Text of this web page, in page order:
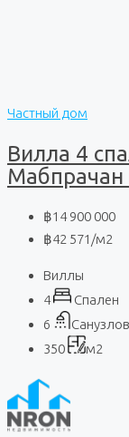
Частный дом
Вилла 4
Мабпрачан
฿14 900 000
฿42 571 /м2
Виллы
4
Спален
6
Санузлов
350
м2